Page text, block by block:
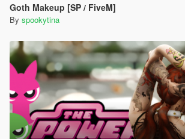
Goth Makeup [SP / FiveM]
By spookytina